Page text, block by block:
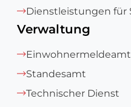
Dienstleistungen für
Verwaltung
Einwohnermeldeamt
Standesamt
Technischer Dienst